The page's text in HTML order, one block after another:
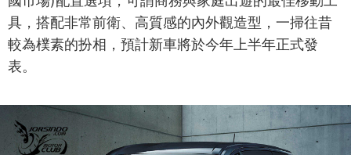
具，搭配非常前衛、高質感的內外觀造型，一掃往昔
較為樸素的扮相，預計新車將於今年上半年正式發
表。